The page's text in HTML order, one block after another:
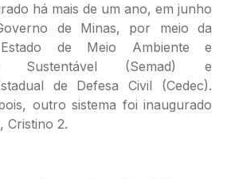
há mais de um ano, em junho
de Minas, por meio da
de Meio Ambiente e
Sustentável (Semad) e
de Defesa Civil (Cedec).
outro sistema foi inaugurado
Cristino 2.